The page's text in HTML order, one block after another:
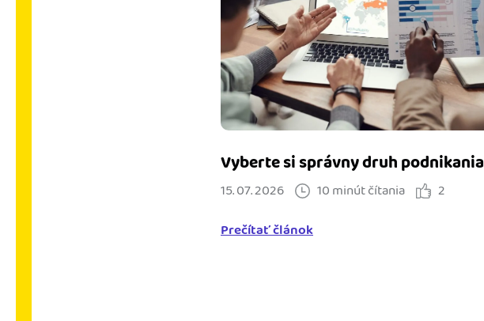
Vyberte si správny druh podnikania
15. 07. 2026 10 minút čítania
2
Prečítať článok